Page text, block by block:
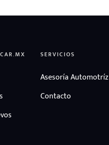
SERVICIOS
Asesoría Automotríz
Contacto